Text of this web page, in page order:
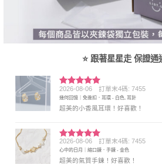
⭐ 跟著星星走 保證通
評分5滿
分 5
2026-08-06 訂單末4碼: 7455
幾何回憶｜免後扣．耳環 - 白色, 耳針
超美的小香風耳環！好喜歡！
評分5 滿
分 5
2026-08-06 訂單末4碼: 7455
心中的日月｜縮口鍊．手鍊 - 金色
超美的氣質手鍊！好喜歡！